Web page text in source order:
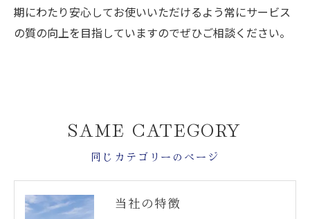
期にわたり安心してお使いいただけるよう常にサービス
の質の向上を目指していますのでぜひご相談ください。
同じカテゴリーのページ
SAME CATEGORY
当社の特徴